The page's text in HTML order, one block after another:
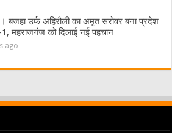
बजहा उर्फ अहिरौली का अमृत सरोवर बना प्रदेश
महराजगंज को दिलाई नई पहचान
ago